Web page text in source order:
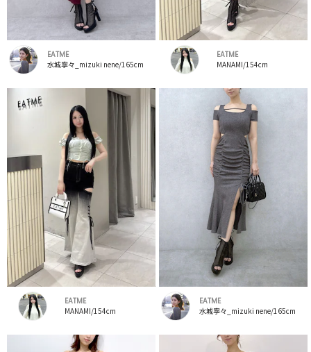
EATME
水城寧々_mizuki nene/165cm
EATME
MANAMI/154cm
EATME
MANAMI/154cm
EATME
水城寧々_mizuki nene/165cm